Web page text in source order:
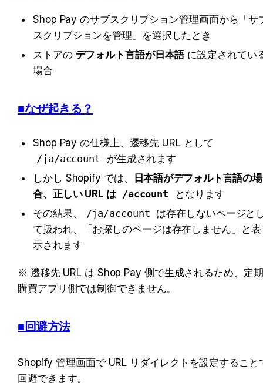
Shop Pay のサブスクリプション管理画面から「サ
スクリプションを管理」を選択したとき
ストアの デフォルト言語が日本語 に設定されてい
場合
■なぜ起きる？
/ja/account
が生成されます
しかし Shopify では、
日本語がデフォルト言語の場
合、正しい URL は /account
となります
その結果、
/ja/account は存在しないページと
て扱われ、「お探しのページは存在しません」と表
示されます
※ 遷移先 URL は Shop Pay 側で生成されるため、定期
購買アプリ側では制御できません。
■回避方法
Shopify 管理画面で URL リダイレクトを設定すること
回避できます。